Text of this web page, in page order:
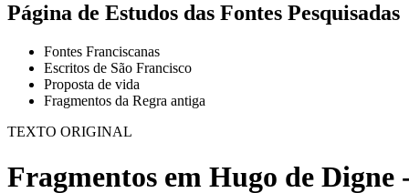
Página de Estudos das Fontes Pesquisadas
Fontes Franciscanas
Escritos de São Francisco
Proposta de vida
Fragmentos da Regra antiga
TEXTO ORIGINAL
Fragmentos em Hugo de Digne